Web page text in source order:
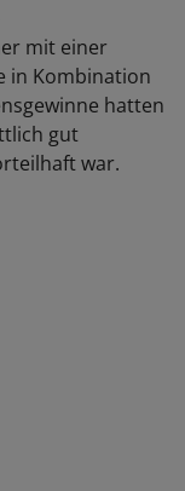
mit einer
in Kombination
hatten
gut
war.